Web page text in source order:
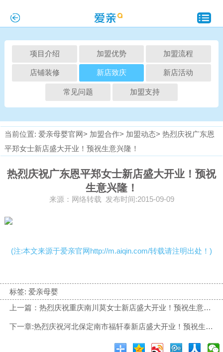
项目介绍 加盟优势 加盟流程
店铺装修 新店致庆 新店活动
常见问题 加盟支持
当前位置: 爱亲母婴官网> 加盟合作> 加盟动态> 热烈庆祝广东恩
平郑女士新店盛大开业！预祝生意兴隆！
热烈庆祝广东恩平郑女士新店盛大开业！预祝
生意兴隆！
来源：网络转载 发布时间:2015-09-09
(注:本文来源于爱亲官网http://m.aiqin.com/转载请注明出处！)
标签: 爱亲母婴
上一篇：热烈庆祝重庆南川莫女士新店盛大开业！预祝生意兴隆！
下一章:热烈庆祝河北保定南市福轩泰新店盛大开业！预祝生意兴隆！